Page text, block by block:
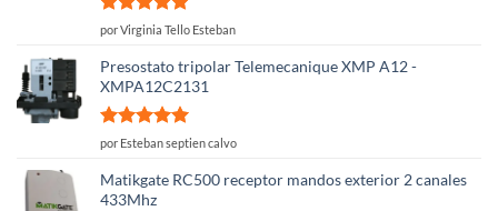
Valorado
por Virginia Tello Esteban
Presostato tripolar Telemecanique XMP A12 -
XMPA12C2131
Valorado
por Esteban septien calvo
Matikgate RC500 receptor mandos exterior 2 canales
433Mhz